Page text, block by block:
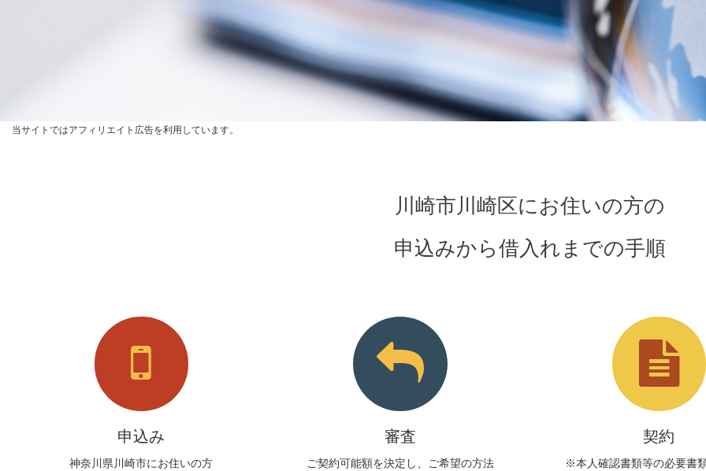
当サイトではアフィリエイト広告を利用しています。
川崎市川崎区にお住いの方の
申込みから借入れまでの手順
申込み
神奈川県川崎市にお住いの方
審査
ご契約可能額を決定し、ご希望の方法
契約
※本人確認書類等の必要書